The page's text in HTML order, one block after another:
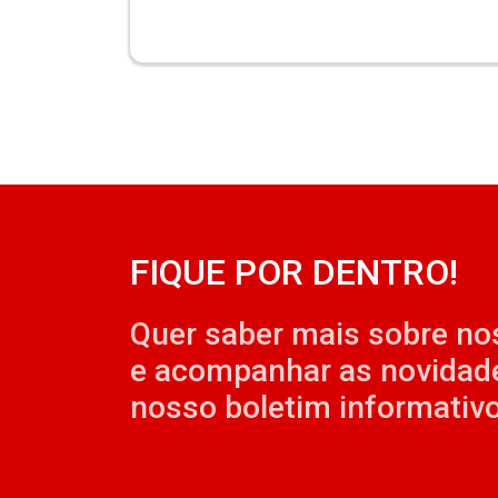
FIQUE POR DENTRO!
Quer saber mais sobre
e acompanhar as
nosso boletim